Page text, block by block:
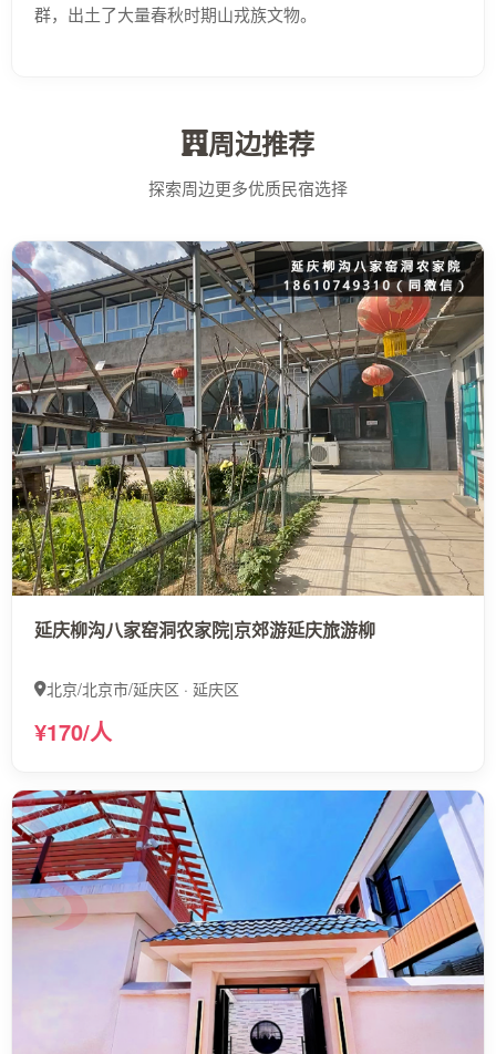
群，出土了大量春秋时期山戎族文物。
周边推荐
探索周边更多优质民宿选择
延庆柳沟八家窑洞农家院|京郊游延庆旅游柳
北京/北京市/延庆区 · 延庆区
¥170/人